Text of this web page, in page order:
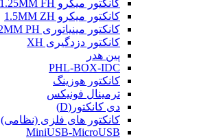
کانکتور میکرو 1.25MM FH
کانکتور میکرو 1.5MM ZH
کانکتور مینیاتوری 2MM PH
کانکتور دزدگیری XH
پین هدر
PHL-BOX-IDC
کانکتور هوزینگ
ترمینال فونیکس
دی کانکتور(D)
کانکتور های فلزی (نظامی)
MiniUSB-MicroUSB